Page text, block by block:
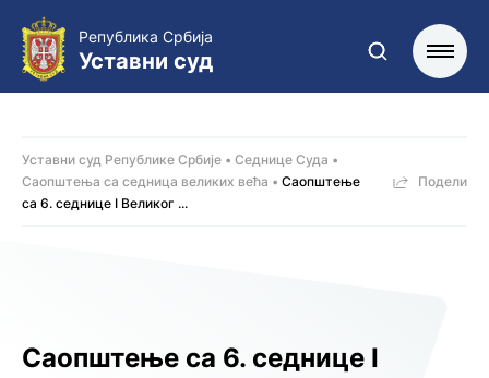
Република Србија
Уставни суд
Саопштење са 6. седницe I
Уставни суд Републике Србије
Седнице Суда
Саопштења са седница великих већа
Саопштење
са 6. седницe I Великог ...
Подели